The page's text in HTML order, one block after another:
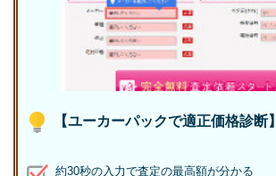
【ユーカーパックで適正価格診断】
約30秒の入力で査定の最高額が分かる